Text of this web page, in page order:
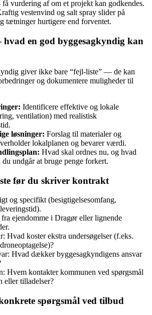
vurdering af om et projekt kan godkendes.
vestenvind og salt spray slider på
tætninger hurtigere end forventet.
en god byggesagkyndig kan
giver ikke bare “fejl‑liste” — de kan
og dokumentere muligheder til
Identificere effektive og lokale
ventilation) med realistisk
løsninger: Forslag til materialer og
lokalplanen og bevarer værdi.
Hvad skal ordnes nu, og hvad
undgår at bruge penge forkert.
før du skriver kontrakt
og specifikt (besigtigelsesomfang,
ejendomme i Dragør eller lignende
Hvad koster ekstra undersøgelser (f.eks.
Hvad dækker byggesagkyndigens ansvar
Hvem kontakter kommunen ved spørgsmål
eller tilladelser?
spørgsmål ved tilbud